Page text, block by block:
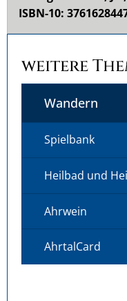
ISBN-10:
weitere
Wandern
Spielbank
Heilbad und
Ahrwein
AhrtalCard